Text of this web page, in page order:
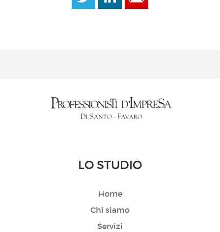
LO STUDIO
Home
Chi siamo
Servizi